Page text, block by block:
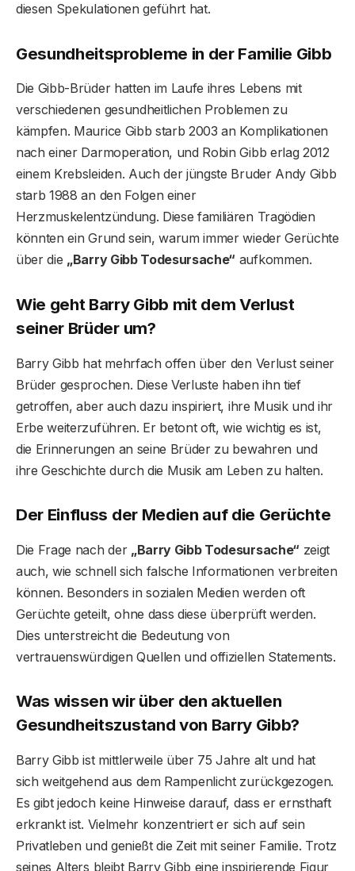
diesen Spekulationen geführt hat.
Gesundheitsprobleme in der Familie Gibb
Die Gibb-Brüder hatten im Laufe ihres Lebens mit
verschiedenen gesundheitlichen Problemen zu
kämpfen. Maurice Gibb starb 2003 an Komplikationen
nach einer Darmoperation, und Robin Gibb erlag 2012
einem Krebsleiden. Auch der jüngste Bruder Andy Gibb
starb 1988 an den Folgen einer
Herzmuskelentzündung. Diese familiären Tragödien
könnten ein Grund sein, warum immer wieder Gerüchte
über die „Barry Gibb Todesursache“ aufkommen.
Wie geht Barry Gibb mit dem Verlust
seiner Brüder um?
Barry Gibb hat mehrfach offen über den Verlust seiner
Brüder gesprochen. Diese Verluste haben ihn tief
getroffen, aber auch dazu inspiriert, ihre Musik und ihr
Erbe weiterzuführen. Er betont oft, wie wichtig es ist,
die Erinnerungen an seine Brüder zu bewahren und
ihre Geschichte durch die Musik am Leben zu halten.
Der Einfluss der Medien auf die Gerüchte
Die Frage nach der „Barry Gibb Todesursache“ zeigt
auch, wie schnell sich falsche Informationen verbreiten
können. Besonders in sozialen Medien werden oft
Gerüchte geteilt, ohne dass diese überprüft werden.
Dies unterstreicht die Bedeutung von
vertrauenswürdigen Quellen und offiziellen Statements.
Was wissen wir über den aktuellen
Gesundheitszustand von Barry Gibb?
Barry Gibb ist mittlerweile über 75 Jahre alt und hat
sich weitgehend aus dem Rampenlicht zurückgezogen.
Es gibt jedoch keine Hinweise darauf, dass er ernsthaft
erkrankt ist. Vielmehr konzentriert er sich auf sein
Privatleben und genießt die Zeit mit seiner Familie. Trotz
seines Alters bleibt Barry Gibb eine inspirierende Figur